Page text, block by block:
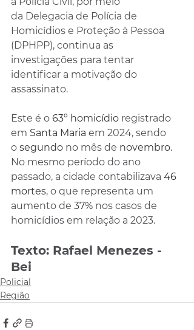
da Delegacia de Polícia de
Homicídios e Proteção à Pessoa
(DPHPP), continua as
investigações para tentar
identificar a motivação do
assassinato.
Este é o 63º homicídio registrado
em Santa Maria em 2024, sendo
o segundo no mês de novembro.
No mesmo período do ano
passado, a cidade contabilizava 46
mortes, o que representa um
aumento de 37% nos casos de
homicídios em relação a 2023.
Texto: Rafael Menezes -
Bei
Policial
Região